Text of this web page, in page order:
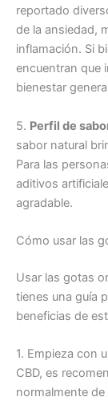
reportado
de la ansiedad,
inflamación. Si
encuentran que
bienestar
5. Perfil de
sabor natural
Para las
aditivos
agradable.
Cómo usar las
Usar las gotas
tienes una guía
beneficias de
1. Empieza con
CBD, es
normalmente